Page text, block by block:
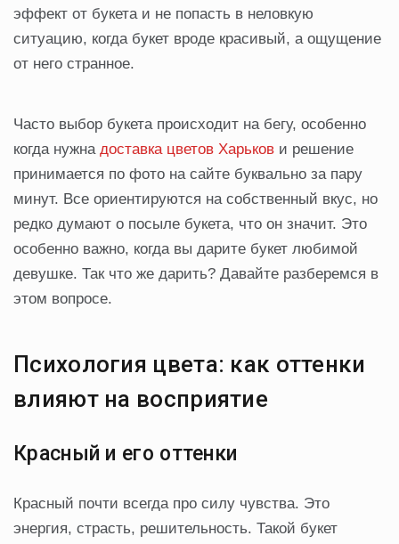
эффект от букета и не попасть в неловкую
ситуацию, когда букет вроде красивый, а ощущение
от него странное.
Часто выбор букета происходит на бегу, особенно
когда нужна доставка цветов Харьков и решение
принимается по фото на сайте буквально за пару
минут. Все ориентируются на собственный вкус, но
редко думают о посыле букета, что он значит. Это
особенно важно, когда вы дарите букет любимой
девушке. Так что же дарить? Давайте разберемся в
этом вопросе.
Психология цвета: как оттенки
влияют на восприятие
Красный и его оттенки
Красный почти всегда про силу чувства. Это
энергия, страсть, решительность. Такой букет